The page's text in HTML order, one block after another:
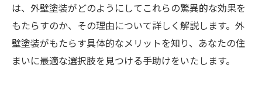
は、外壁塗装がどのようにしてこれらの驚異的な効果を
もたらすのか、その理由について詳しく解説します。外
壁塗装がもたらす具体的なメリットを知り、あなたの住
まいに最適な選択肢を見つける手助けをいたします。